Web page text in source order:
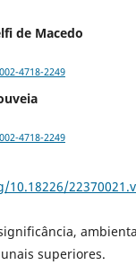
de Macedo
4718-2249
4718-2249
superiores.